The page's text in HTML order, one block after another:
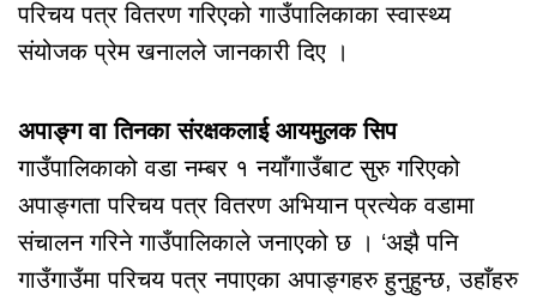
परिचय पत्र वितरण गरिएको गाउँपालिकाका स्वास्थ्य
संयोजक प्रेम खनालले जानकारी दिए ।
अपाङ्ग वा तिनका संरक्षकलाई आयमुलक सिप
गाउँपालिकाको वडा नम्बर १ नयाँगाउँबाट सुरु गरिएको
अपाङ्गता परिचय पत्र वितरण अभियान प्रत्येक वडामा
संचालन गरिने गाउँपालिकाले जनाएको छ । ‘अझै पनि
गाउँगाउँमा परिचय पत्र नपाएका अपाङ्गहरु हुनुहुन्छ, उहाँहरु